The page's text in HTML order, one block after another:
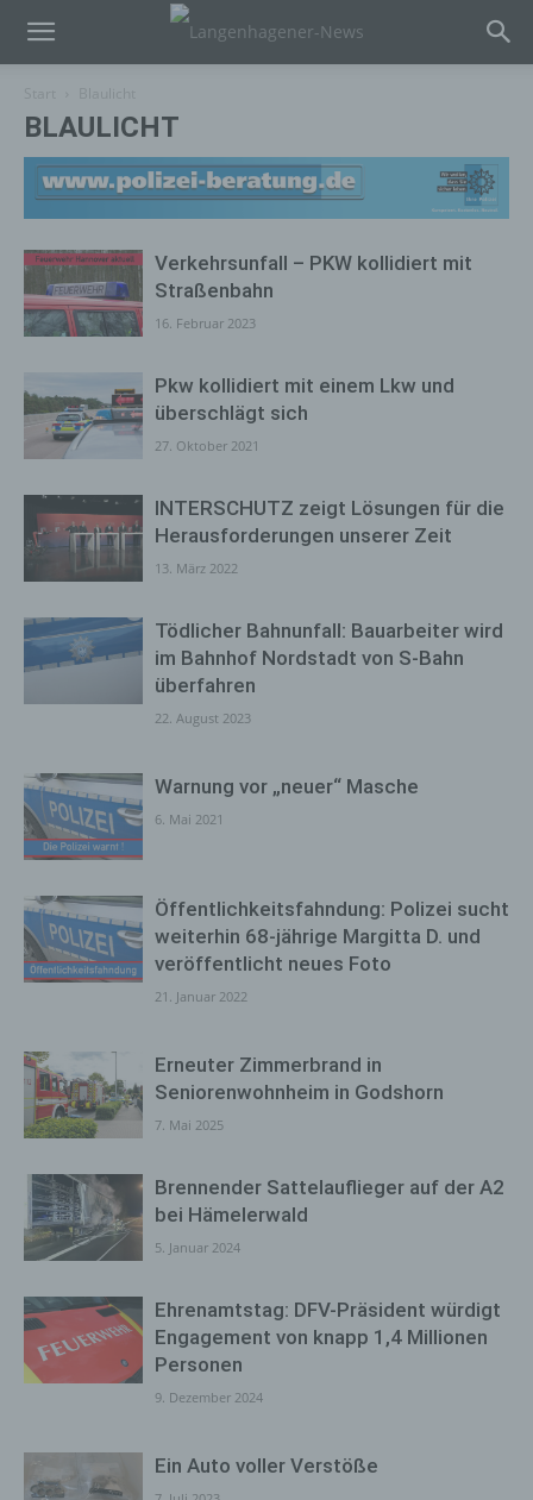
BLAULICHT
Verkehrsunfall – PKW kollidiert mit
Straßenbahn
16. Februar 2023
Pkw kollidiert mit einem Lkw und
überschlägt sich
27. Oktober 2021
INTERSCHUTZ zeigt Lösungen für die
Herausforderungen unserer Zeit
13. März 2022
Tödlicher Bahnunfall: Bauarbeiter wird
im Bahnhof Nordstadt von S-Bahn
überfahren
22. August 2023
Warnung vor „neuer“ Masche
6. Mai 2021
Öffentlichkeitsfahndung: Polizei sucht
weiterhin 68-jährige Margitta D. und
veröffentlicht neues Foto
21. Januar 2022
Erneuter Zimmerbrand in
Seniorenwohnheim in Godshorn
7. Mai 2025
Brennender Sattelauflieger auf der A2
bei Hämelerwald
5. Januar 2024
Ehrenamtstag: DFV-Präsident würdigt
Engagement von knapp 1,4 Millionen
Personen
9. Dezember 2024
Ein Auto voller Verstöße